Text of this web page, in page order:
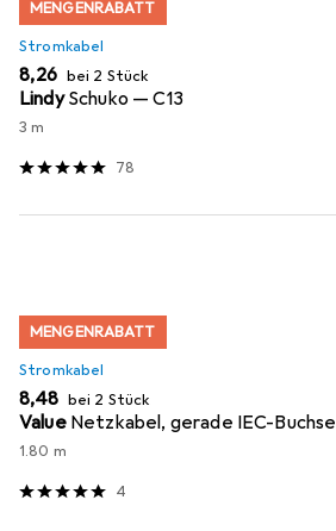
MENGENRABATT
Stromkabel
EUR
8,26 bei 2 Stück
Lindy Schuko — C13
3 m
78
MENGENRABATT
Stromkabel
EUR
8,48 bei 2 Stück
Value Netzkabel, gerade IEC-Buchse
1.80 m
4